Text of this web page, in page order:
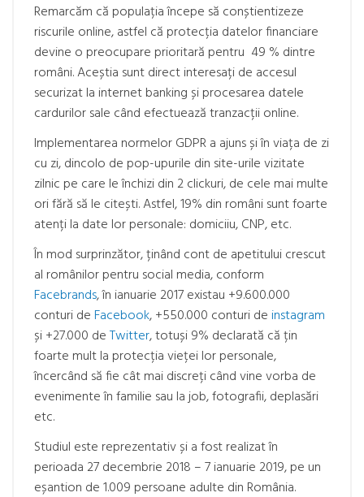
Remarcăm că populația începe să conștientizeze
riscurile online, astfel că protecția datelor financiare
devine o preocupare prioritară pentru 49 % dintre
români. Aceștia sunt direct interesați de accesul
securizat la internet banking și procesarea datele
cardurilor sale când efectuează tranzacții online.
Implementarea normelor GDPR a ajuns și în viața de zi
cu zi, dincolo de pop-upurile din site-urile vizitate
zilnic pe care le închizi din 2 clickuri, de cele mai multe
ori fără să le citești. Astfel, 19% din români sunt foarte
atenți la date lor personale: domiciiu, CNP, etc.
În mod surprinzător, ținând cont de apetitului crescut
al românilor pentru social media, conform
Facebrands, în ianuarie 2017 existau +9.600.000
conturi deFacebook, +550.000 conturi deinstagram
și +27.000 deTwitter, totuși 9% declarată că țin
foarte mult la protecția vieței lor personale,
încercând să fie cât mai discreți când vine vorba de
evenimente în familie sau la job, fotografii, deplasări
etc.
Studiul este reprezentativ și a fost realizat în
perioada 27 decembrie 2018 – 7 ianuarie 2019, pe un
eșantion de 1.009 persoane adulte din România.